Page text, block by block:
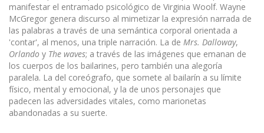
manifestar el entramado psicológico de Virginia Woolf. Wayne
McGregor genera discurso al mimetizar la expresión narrada de
las palabras a través de una semántica corporal orientada a
'contar', al menos, una triple narración. La de Mrs. Dalloway,
Orlando y The waves; a través de las imágenes que emanan de
los cuerpos de los bailarines, pero también una alegoría
paralela. La del coreógrafo, que somete al bailarín a su límite
físico, mental y emocional, y la de unos personajes que
padecen las adversidades vitales, como marionetas
abandonadas a su suerte.